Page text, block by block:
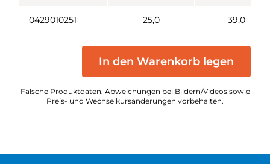
0429010251 25,0 39,0
In den Warenkorb legen
Falsche Produktdaten, Abweichungen bei Bildern/Videos sowie
Preis- und Wechselkursänderungen vorbehalten.